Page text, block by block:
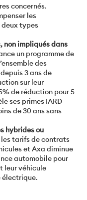
concernés.
les
types
non impliqués dans
un programme de
des
3 ans de
sur leur
de réduction pour 5
ses primes IARD
de 30 ans sans
hybrides ou
tarifs de contrats
et Axa diminue
automobile pour
leur véhicule
électrique.